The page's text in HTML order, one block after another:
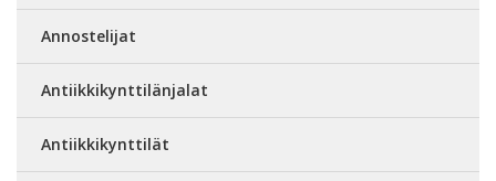
Annostelijat
Antiikkikynttilänjalat
Antiikkikynttilät